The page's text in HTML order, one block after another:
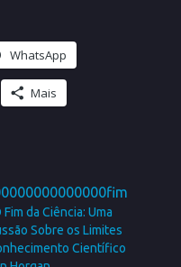
WhatsApp
Mais
da Ciência: Uma
Sobre os Limites
Científico